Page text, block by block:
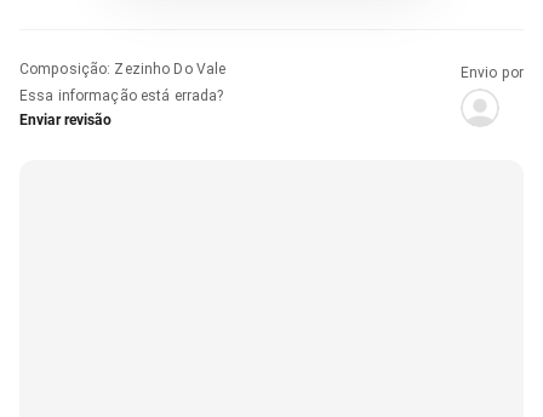
Composição: Zezinho Do Vale
Essa informação está errada?
Enviar revisão
Envio por